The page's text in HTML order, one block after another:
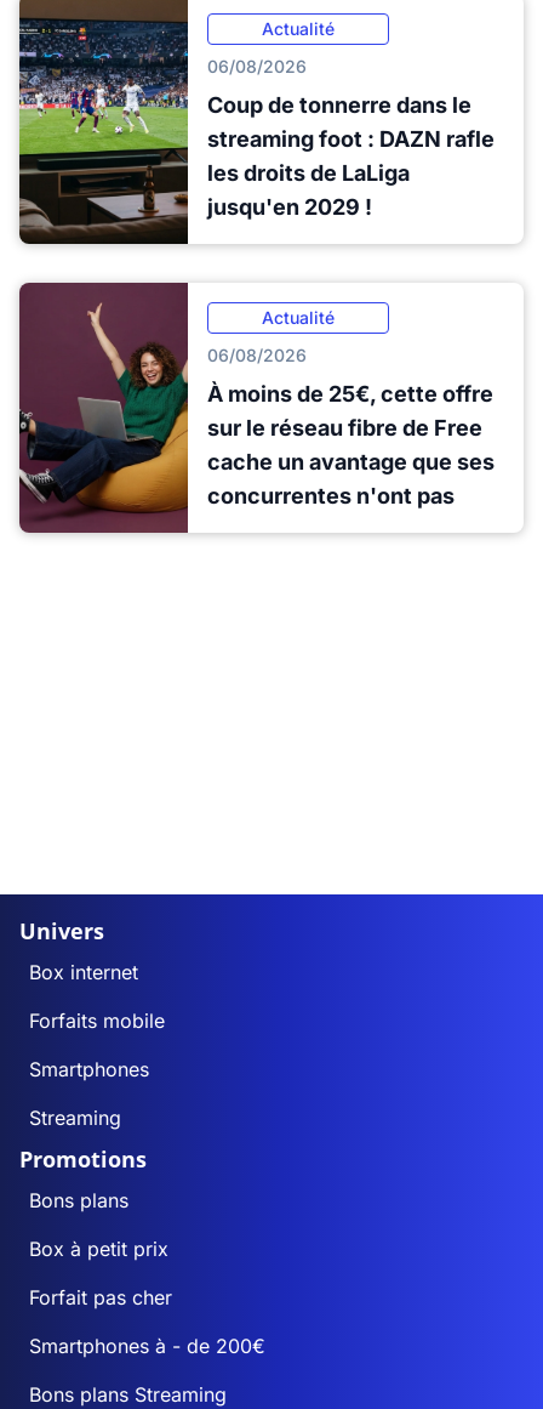
Actualité
06/08/2026
Coup de tonnerre dans le
streaming foot : DAZN rafle
les droits de LaLiga
jusqu'en 2029 !
Actualité
06/08/2026
À moins de 25€, cette offre
sur le réseau fibre de Free
cache un avantage que ses
concurrentes n'ont pas
Univers
Box internet
Forfaits mobile
Smartphones
Streaming
Promotions
Bons plans
Box à petit prix
Forfait pas cher
Smartphones à - de 200€
Bons plans Streaming